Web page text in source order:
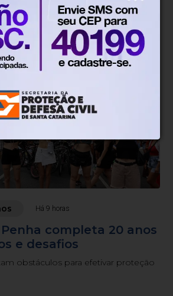
e falta de renda aumentam
Há 9 horas
completa 20 anos
e desafios
obstáculos para efetivar proteção